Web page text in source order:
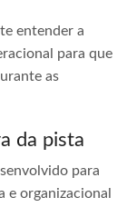
entender a
para que
as
da pista
para
organizacional